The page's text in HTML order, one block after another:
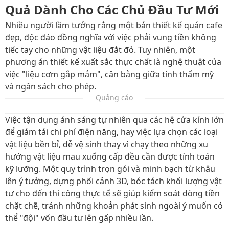
Quả Dành Cho Các Chủ Đầu Tư Mới
Nhiều người lầm tưởng rằng một bản thiết kế quán cafe
đẹp, độc đáo đồng nghĩa với việc phải vung tiền không
tiếc tay cho những vật liệu đắt đỏ. Tuy nhiên, một
phương án thiết kế xuất sắc thực chất là nghệ thuật của
việc "liệu cơm gắp mắm", cân bằng giữa tính thẩm mỹ
và ngân sách cho phép.
Quảng cáo
Việc tận dụng ánh sáng tự nhiên qua các hệ cửa kính lớn
để giảm tải chi phí điện năng, hay việc lựa chọn các loại
vật liệu bền bỉ, dễ vệ sinh thay vì chạy theo những xu
hướng vật liệu mau xuống cấp đều cần được tính toán
kỹ lưỡng. Một quy trình trọn gói và minh bạch từ khâu
lên ý tưởng, dựng phối cảnh 3D, bóc tách khối lượng vật
tư cho đến thi công thực tế sẽ giúp kiểm soát dòng tiền
chặt chẽ, tránh những khoản phát sinh ngoài ý muốn có
thể "đội" vốn đầu tư lên gấp nhiều lần.